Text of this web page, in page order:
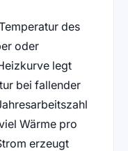
des
oder
legt
bei fallender
Wärme pro
erzeugt